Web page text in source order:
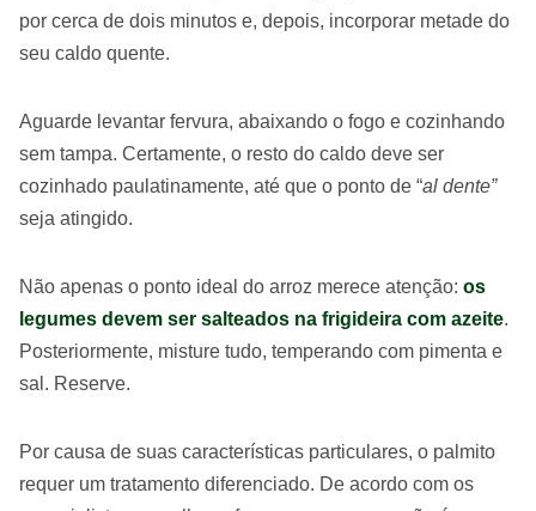
por cerca de dois minutos e, depois, incorporar metade do
seu caldo quente.
Aguarde levantar fervura, abaixando o fogo e cozinhando
sem tampa. Certamente, o resto do caldo deve ser
cozinhado paulatinamente, até que o ponto de “al dente”
seja atingido.
Não apenas o ponto ideal do arroz merece atenção: os
legumes devem ser salteados na frigideira com azeite.
Posteriormente, misture tudo, temperando com pimenta e
sal. Reserve.
Por causa de suas características particulares, o palmito
requer um tratamento diferenciado. De acordo com os